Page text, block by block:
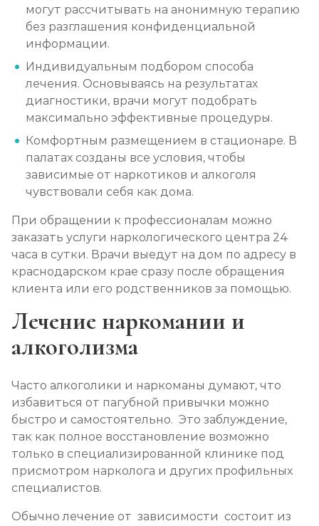
могут рассчитывать на анонимную терапию
без разглашения конфиденциальной
информации.
Индивидуальным подбором способа
лечения. Основываясь на результатах
диагностики, врачи могут подобрать
максимально эффективные процедуры.
Комфортным размещением в стационаре. В
палатах созданы все условия, чтобы
зависимые от наркотиков и алкоголя
чувствовали себя как дома.
При обращении к профессионалам можно
заказать услуги наркологического центра 24
часа в сутки. Врачи выедут на дом по адресу в
краснодарском крае сразу после обращения
клиента или его родственников за помощью.
Лечение наркомании и
алкоголизма
Часто алкоголики и наркоманы думают, что
избавиться от пагубной привычки можно
быстро и самостоятельно. Это заблуждение,
так как полное восстановление возможно
только в специализированной клинике под
присмотром нарколога и других профильных
специалистов.
Обычно лечение от зависимости состоит из